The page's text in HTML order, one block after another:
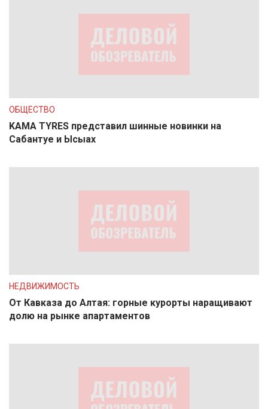
ОБЩЕСТВО
KAMA TYRES представил шинные новинки на
Сабантуе и Ысыах
НЕДВИЖИМОСТЬ
От Кавказа до Алтая: горные курорты наращивают
долю на рынке апартаментов